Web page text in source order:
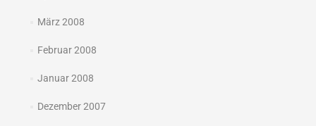
März 2008
Februar 2008
Januar 2008
Dezember 2007